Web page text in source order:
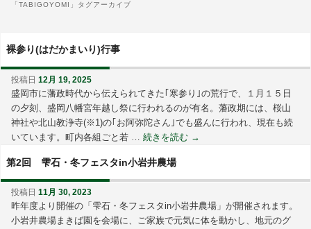
「TABIGOYOMI 」タグアーカイブ
裸参り(はだかまいり)行事
投稿日12月 19, 2025
盛岡市に藩政時代から伝えられてきた｢寒参り｣の荒行で、１月１５日
の夕刻、盛岡八幡宮年越し祭に行われるのが有名。藩政期には、桜山
神社や北山教浄寺(※1)の｢お阿弥陀さん｣でも盛んに行われ、現在も続
いています。町内各組ごと若 …続きを読む →
第2回 雫石・冬フェスタin小岩井農場
投稿日11月 30, 2023
昨年度より開催の「雫石・冬フェスタin小岩井農場」が開催されます。
小岩井農場まきば園を会場に、ご家族で元気に体を動かし、地元のグ